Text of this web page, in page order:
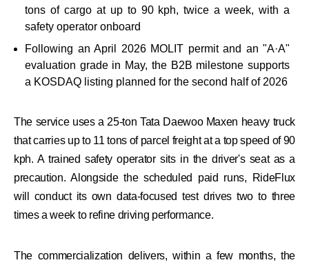
tons of cargo at up to 90 kph, twice a week, with a
safety operator onboard
Following an April 2026 MOLIT permit and an "A·A"
evaluation grade in May, the B2B milestone supports
a KOSDAQ listing planned for the second half of 2026
The service uses a 25-ton Tata Daewoo Maxen heavy truck
that carries up to 11 tons of parcel freight at a top speed of 90
kph. A trained safety operator sits in the driver's seat as a
precaution. Alongside the scheduled paid runs, RideFlux
will conduct its own data-focused test drives two to three
times a week to refine driving performance.
The commercialization delivers, within a few months, the